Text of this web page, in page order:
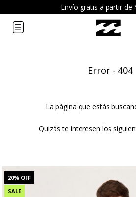
6 cuotas sin interés a partir
Error - 404
La página que estás
Quizás te interesen los
20% OFF
SALE